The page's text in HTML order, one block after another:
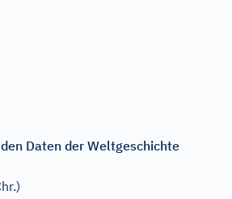
Daten der Weltgeschichte